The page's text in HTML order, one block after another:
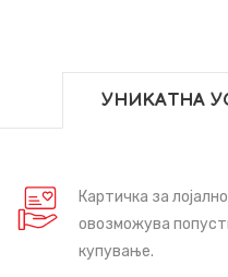
УНИКАТНА
Картичка за
овозможува
купување.